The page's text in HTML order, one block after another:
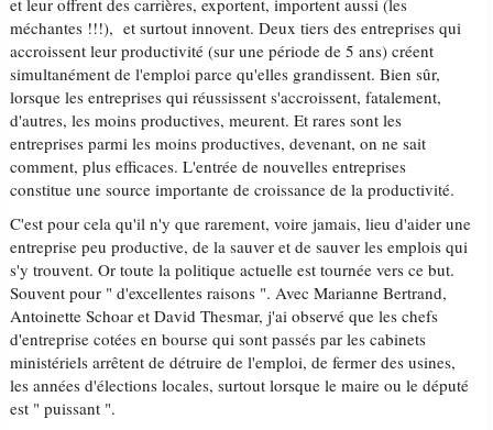
et leur offrent des carrières, exportent, importent aussi (les
méchantes !!!), et surtout innovent. Deux tiers des entreprises qui
accroissent leur productivité (sur une période de 5 ans) créent
simultanément de l'emploi parce qu'elles grandissent. Bien sûr,
lorsque les entreprises qui réussissent s'accroissent, fatalement,
d'autres, les moins productives, meurent. Et rares sont les
entreprises parmi les moins productives, devenant, on ne sait
comment, plus efficaces. L'entrée de nouvelles entreprises
constitue une source importante de croissance de la productivité.
C'est pour cela qu'il n'y que rarement, voire jamais, lieu d'aider une
entreprise peu productive, de la sauver et de sauver les emplois qui
s'y trouvent. Or toute la politique actuelle est tournée vers ce but.
Souvent pour " d'excellentes raisons ". Avec Marianne Bertrand,
Antoinette Schoar et David Thesmar, j'ai observé que les chefs
d'entreprise cotées en bourse qui sont passés par les cabinets
ministériels arrêtent de détruire de l'emploi, de fermer des usines,
les années d'élections locales, surtout lorsque le maire ou le député
est " puissant ".